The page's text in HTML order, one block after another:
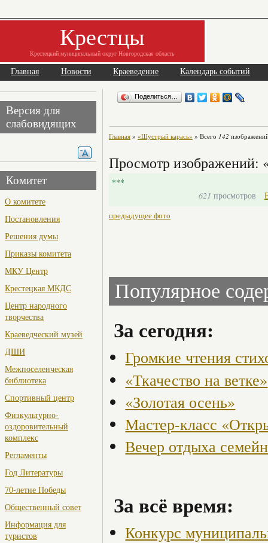
Крестцы
Крестецкий муниципальный округ Новгородская область
Главная Новости Краеведение Календарь событий
Версия для
слабовидящих
Комитет
О комитете
Постановления
Решения думы
Приказы комитета
МКУ Центр
Крестецкая МКДС
Центр народного
творчества
Краеведческий музей
ДШИ
Межпоселенческая
библиотека
Спортивный центр
Физкультурно-
оздоровительный
комплекс
Регламенты
Год Литературы
70-летие Победы
Общественный совет
Информация для
туристов
Поделиться…
Главная » «Шустрый карась» » Всего 142
Просмотр изображений:
***
621 просмотров
предыдущее фото
Популярное
За сегодня:
Громкие чтения
«Ткачество на ветке»
«Золотая осень»
Мастер-класс
Вечер отдыха
За всё время:
Конкурс